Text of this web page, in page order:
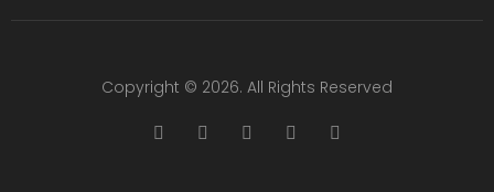
Copyright © 2026. All Rights Reserved